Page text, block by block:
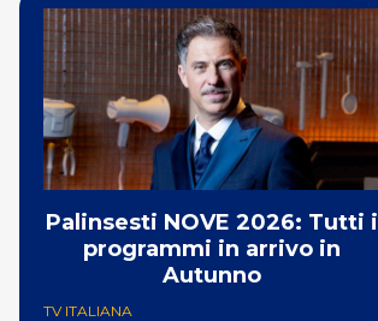
Palinsesti NOVE 2026: Tutti i
programmi in arrivo in
Autunno
TV ITALIANA